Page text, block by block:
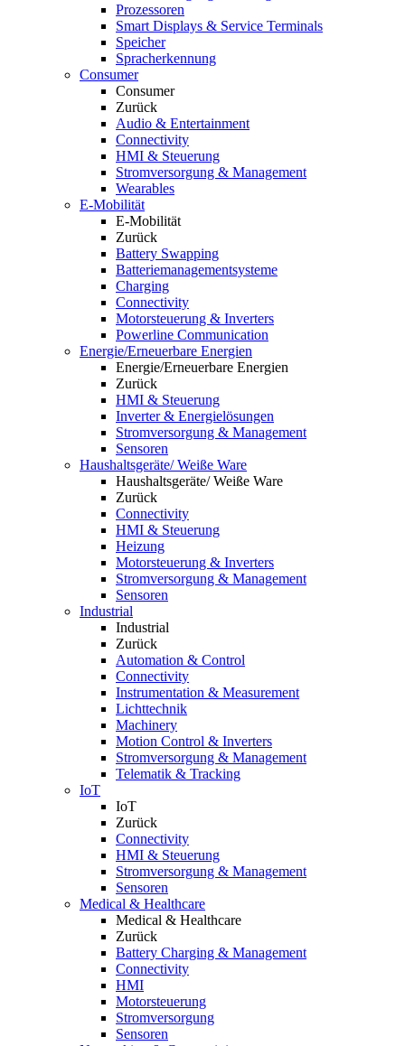
Prozessoren
Smart Displays & Service Terminals
Speicher
Spracherkennung
Consumer
Consumer
Zurück
Audio & Entertainment
Connectivity
HMI & Steuerung
Stromversorgung & Management
Wearables
E-Mobilität
E-Mobilität
Zurück
Battery Swapping
Batteriemanagementsysteme
Charging
Connectivity
Motorsteuerung & Inverters
Powerline Communication
Energie/Erneuerbare Energien
Energie/Erneuerbare Energien
Zurück
HMI & Steuerung
Inverter & Energielösungen
Stromversorgung & Management
Sensoren
Haushaltsgeräte/ Weiße Ware
Haushaltsgeräte/ Weiße Ware
Zurück
Connectivity
HMI & Steuerung
Heizung
Motorsteuerung & Inverters
Stromversorgung & Management
Sensoren
Industrial
Industrial
Zurück
Automation & Control
Connectivity
Instrumentation & Measurement
Lichttechnik
Machinery
Motion Control & Inverters
Stromversorgung & Management
Telematik & Tracking
IoT
IoT
Zurück
Connectivity
HMI & Steuerung
Stromversorgung & Management
Sensoren
Medical & Healthcare
Medical & Healthcare
Zurück
Battery Charging & Management
Connectivity
HMI
Motorsteuerung
Stromversorgung
Sensoren